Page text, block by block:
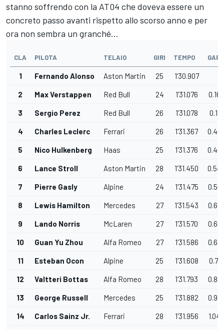
stanno soffrendo con la AT04 che doveva essere un
concreto passo avanti rispetto allo scorso anno e per
ora non sembra un granché...
CLA PILOTA TELAIO GIRI TEMPO GAP
1 Fernando Alonso Aston Martin 25 1'30.907
2 Max Verstappen Red Bull 24 1'31.076 0.169
3 Sergio Perez Red Bull 26 1'31.078 0.171
4 Charles Leclerc Ferrari 26 1'31.367
5 Nico Hulkenberg Haas 25 1'31.376
6 Lance Stroll Aston Martin 28 1'31.450
7 Pierre Gasly Alpine 24 1'31.475
8 Lewis Hamilton Mercedes 27 1'31.543
9 Lando Norris McLaren 27 1'31.570
10 Guan Yu Zhou Alfa Romeo 27 1'31.586
11 Esteban Ocon Alpine 25 1'31.608 0.701
12 Valtteri Bottas Alfa Romeo 28 1'31.793
13 George Russell Mercedes 25 1'31.882
14 Carlos Sainz Jr. Ferrari 28 1'31.956 1.049